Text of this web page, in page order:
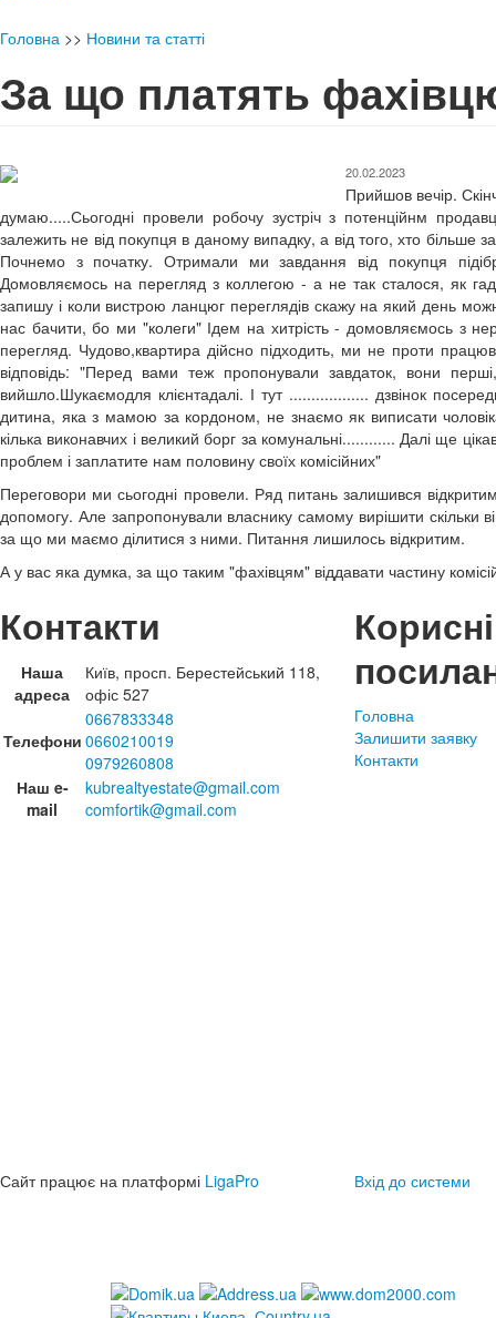
Головна >> Новини та статті
За що платять
20.02.2023
Прийшов вечір.
думаю.....Сьогодні провели робочу зустріч з потенційнм
залежить не від покупця в даному випадку, а від того, хто більше
Почнемо з початку. Отримали ми завдання від покупця
Домовляємось на перегляд з коллегою - а не так сталося, як
запишу і коли вистрою ланцюг переглядів скажу на який день
нас бачити, бо ми "колеги" Ідем на хитрість - домовляємось з
перегляд. Чудово,квартира дійсно підходить, ми не проти
відповідь: "Перед вами теж пропонували завдаток, вони
вийшло.Шукаємодля клієнтадалі. І тут .................. дзвінок
дитина, яка з мамою за кордоном, не знаємо як виписати
кілька виконавчих і великий борг за комунальні............ Далі ще
проблем і заплатите нам половину своїх комісійних"
Переговори ми сьогодні провели. Ряд питань залишився
допомогу. Але запропонували власнику самому вирішити скільки
за що ми маємо ділитися з ними. Питання лишилось відкритим.
А у вас яка думка, за що таким "фахівцям" віддавати частину
Контакти
Наша
адреса
Київ, просп. Берестейський 118,
офіс 527
Телефони
0667833348
0660210019
0979260808
Наш e-
mail
kubrealtyestate@gmail.com
comfortik@gmail.com
Корисні
Головна
Залишити заявку
Контакти
Сайт працює на платформі LigaPro Вхід до системи